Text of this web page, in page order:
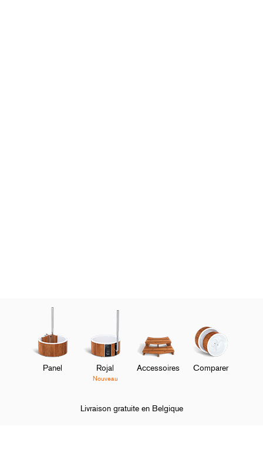
Panel Rojal
Nouveau
Accessoires Comparer
Livraison gratuite en Belgique